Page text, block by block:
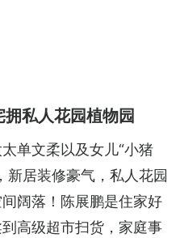
私人花园植物园
单文柔以及女儿“小猪
新居装修豪气，私人花园
阔落！陈展鹏是住家好
高级超市扫货，家庭事